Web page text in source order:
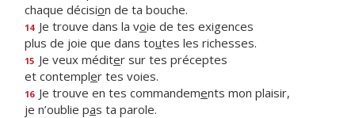
chaque décision de ta bouche.
14 Je trouve dans la voie de tes exigences
plus de joie que dans toutes les richesses.
15 Je veux méditer sur tes préceptes
et contempler tes voies.
16 Je trouve en tes commandements mon plaisir,
je n’oublie pas ta parole.